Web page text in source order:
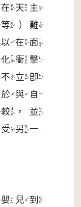
天主
）難
在面
衝擊
立即
與自
，並
另一
兒到